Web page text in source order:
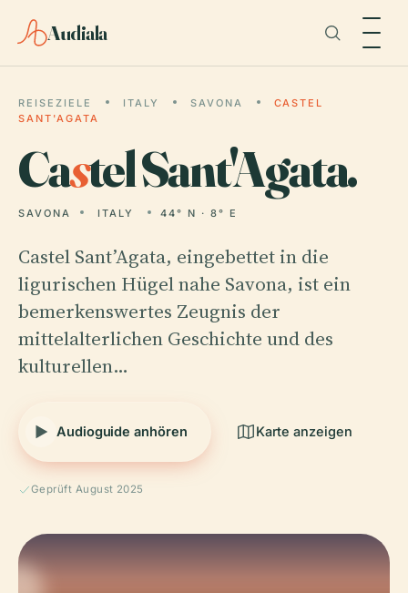
Audiala
REISEZIELE ITALY SAVONA
CASTEL
SANT'AGATA
Castel Sant'Agata.
SAVONA ITALY 44° N · 8° E
Castel Sant’Agata, eingebettet in die
ligurischen Hügel nahe Savona, ist ein
bemerkenswertes Zeugnis der
mittelalterlichen Geschichte und des
kulturellen…
Audioguide anhören Karte anzeigen
Geprüft August 2025